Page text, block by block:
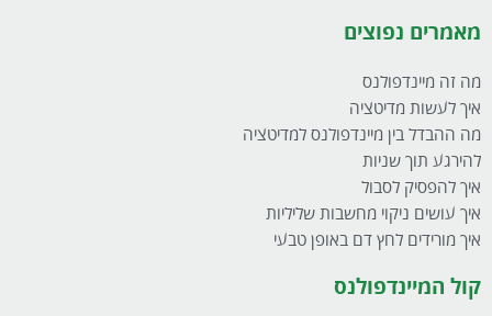
מאמרים נפוצים
מה זה מיינדפולנס
איך לעשות מדיטציה
מה ההבדל בין מיינדפולנס למדיטציה
להירגע תוך שניות
איך להפסיק לסבול
איך עושים ניקוי מחשבות שליליות
איך מורידים לחץ דם באופן טבעי
קול המיינדפולנס